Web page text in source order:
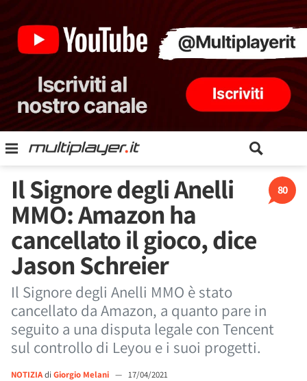
80
Il Signore degli Anelli
MMO: Amazon ha
cancellato il gioco, dice
Jason Schreier
Il Signore degli Anelli MMO è stato
cancellato da Amazon, a quanto pare in
seguito a una disputa legale con Tencent
sul controllo di Leyou e i suoi progetti.
NOTIZIAdi Giorgio Melani — 17/04/2021